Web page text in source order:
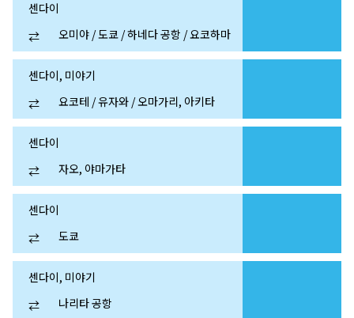
센다이
⇄
오미야 / 도쿄 / 하네다 공항 / 요코하마
센다이, 미야기
⇄
요코테 / 유자와 / 오마가리, 아키타
센다이
⇄
자오, 야마가타
센다이
⇄
도쿄
센다이, 미야기
⇄
나리타 공항